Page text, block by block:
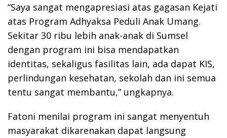
“Saya sangat mengapresiasi atas gagasan Kejati
atas Program Adhyaksa Peduli Anak Umang.
Sekitar 30 ribu lebih anak-anak di Sumsel
dengan program ini bisa mendapatkan
identitas, sekaligus fasilitas lain, ada dapat KIS,
perlindungan kesehatan, sekolah dan ini semua
tentu sangat membantu,” ungkapnya.
Fatoni menilai program ini sangat menyentuh
masyarakat dikarenakan dapat langsung